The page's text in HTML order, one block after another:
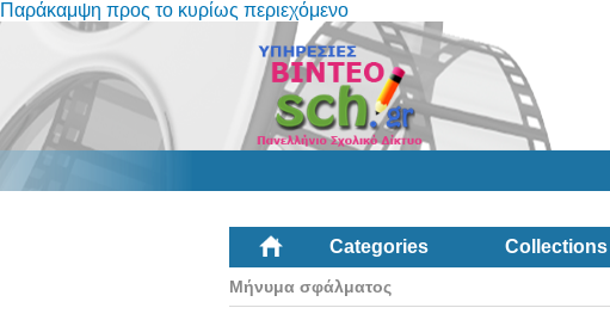
Παράκαμψη προς το κυρίως περιεχόμενο
Categories Collections
Μήνυμα σφάλματος